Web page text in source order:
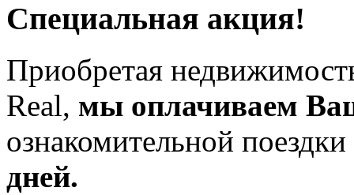
Специальная акция!
Приобретая
Real, мы оплачиваем
ознакомительной
дней.